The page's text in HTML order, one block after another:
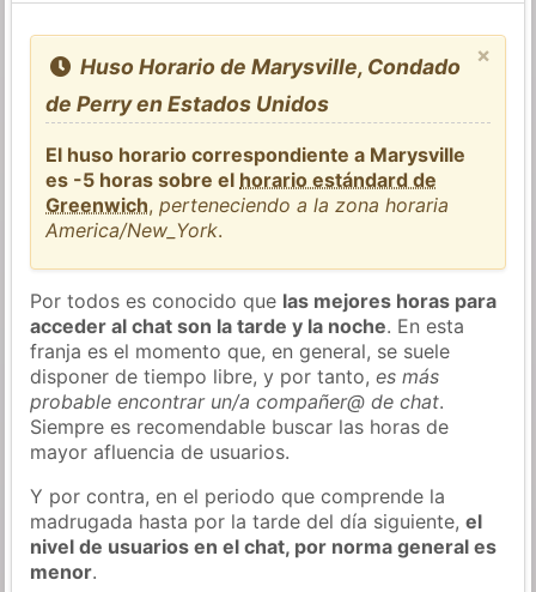
×
Huso Horario de Marysville, Condado
de Perry en Estados Unidos
El huso horario correspondiente a Marysville
es -5 horas sobre el horario estándard de
Greenwich,perteneciendo a la zona horaria
America/New_York.
Por todos es conocido que las mejores horas para
acceder al chat son la tarde y la noche. En esta
franja es el momento que, en general, se suele
disponer de tiempo libre, y por tanto,es más
probable encontrar un/a compañer@ de chat.
Siempre es recomendable buscar las horas de
mayor afluencia de usuarios.
Y por contra, en el periodo que comprende la
madrugada hasta por la tarde del día siguiente,el
nivel de usuarios en el chat, por norma general es
menor.